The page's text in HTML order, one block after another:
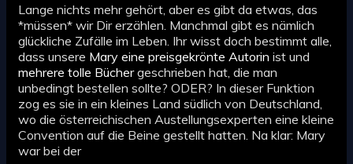
Lange nichts mehr gehört, aber es gibt da etwas, das
*müssen* wir Dir erzählen. Manchmal gibt es nämlich
glückliche Zufälle im Leben. Ihr wisst doch bestimmt alle,
dass unsere Mary eine preisgekrönte Autorin ist und
mehrere tolle Büchergeschrieben hat, die man
unbedingt bestellen sollte? ODER? In dieser Funktion
zog es sie in ein kleines Land südlich von Deutschland,
wo die österreichischen Austellungsexperten eine kleine
Convention auf die Beine gestellt hatten. Na klar: Mary
war bei der